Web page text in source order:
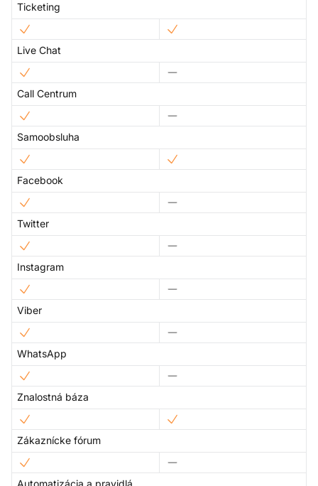
Ticketing
Live Chat
Call Centrum
Samoobsluha
Facebook
Twitter
Instagram
Viber
WhatsApp
Znalostná báza
Zákaznícke fórum